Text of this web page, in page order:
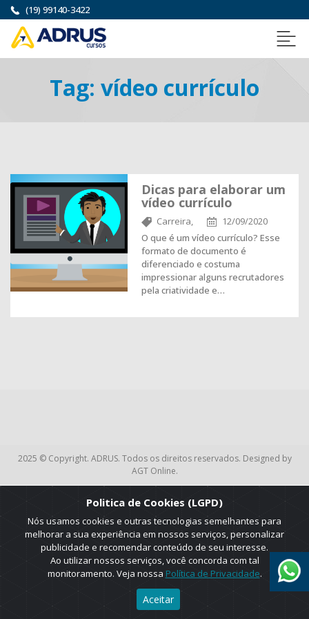
(19) 99140-3422
Tag: vídeo currículo
Dicas para elaborar um
vídeo currículo
Carreira,
12/09/2020
O que é um vídeo currículo? Esse
formato de documento é
diferenciado e costuma
impressionar alguns recrutadores
pela criatividade e…
2025 © Copyright. ADRUS. Todos os direitos reservados. Designed by
AGT Online.
Politica de Cookies (LGPD)
Nós usamos cookies e outras tecnologias semelhantes para
melhorar a sua experiência em nossos serviços, personalizar
publicidade e recomendar conteúdo de seu interesse.
Ao utilizar nossos serviços, você concorda com tal
monitoramento. Veja nossa Política de Privacidade.
Aceitar